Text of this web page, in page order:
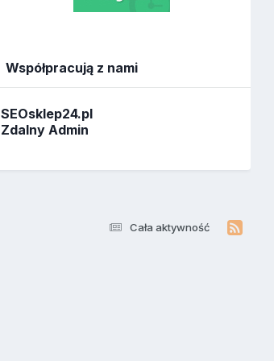
Współpracują z nami
SEOsklep24.pl
Zdalny Admin
Cała aktywność